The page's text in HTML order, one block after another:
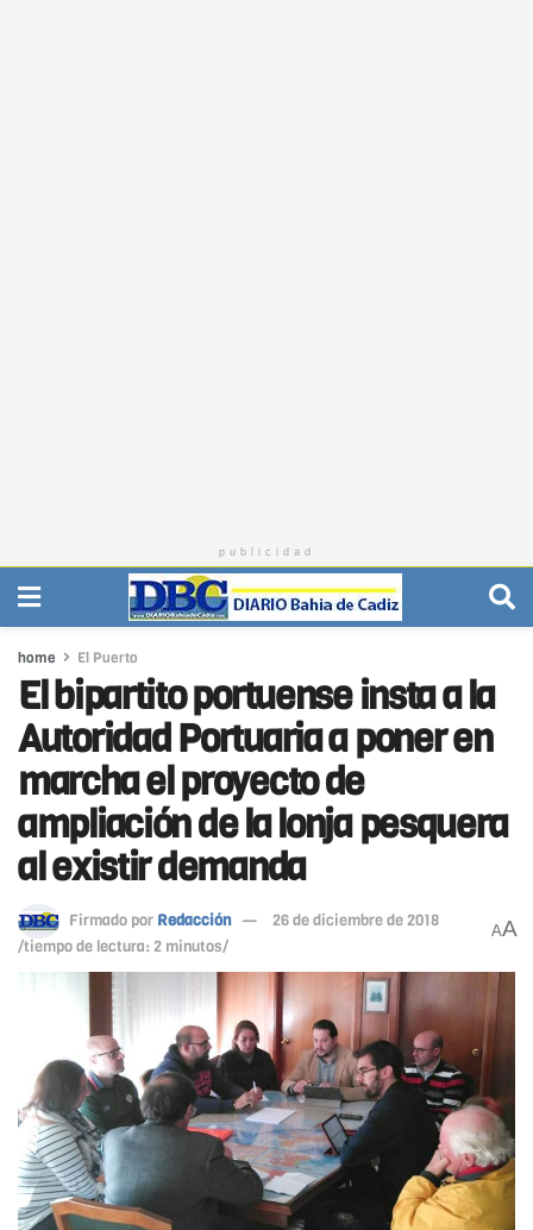
publicidad
home El Puerto
El bipartito portuense insta a la
Autoridad Portuaria a poner en
marcha el proyecto de
ampliación de la lonja pesquera
al existir demanda
Firmado por Redacción
26 de diciembre de 2018
/tiempo de lectura: 2 minutos/
AA